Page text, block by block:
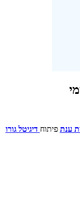
ענת פיתוח דיגיטל גורו